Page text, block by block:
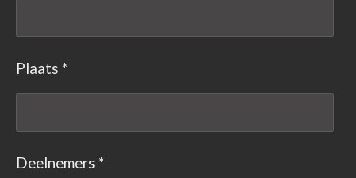
Plaats *
Deelnemers *